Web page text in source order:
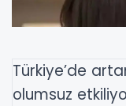
Türkiye’de
olumsuz